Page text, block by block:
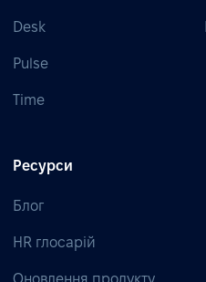
Desk
Pulse
Time
Ресурси
Блог
HR глосарій
Оновлення продукту